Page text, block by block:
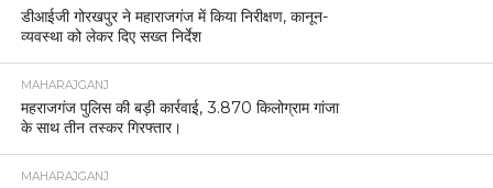
डीआईजी गोरखपुर ने महाराजगंज में किया निरीक्षण, कानून-
व्यवस्था को लेकर दिए सख्त निर्देश
MAHARAJGANJ
महराजगंज पुलिस की बड़ी कार्रवाई, 3.870 किलोग्राम गांजा
के साथ तीन तस्कर गिरफ्तार।
MAHARAJGANJ